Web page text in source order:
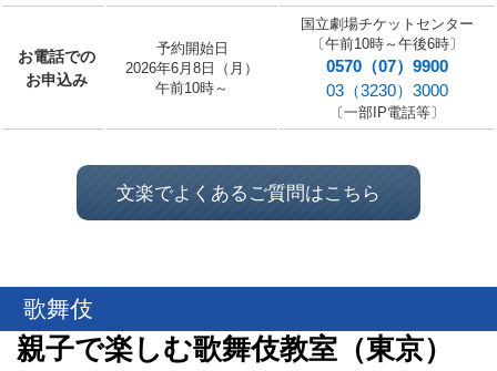
お電話での
お申込み
予約開始日
2026年6月8日（月）
午前10時～
国立劇場チケットセンター
〔午前10時～午後6時〕
0570（07）9900
03（3230）3000
〔一部IP電話等〕
文楽でよくあるご質問はこちら
歌舞伎
親子で楽しむ歌舞伎教室（東京）